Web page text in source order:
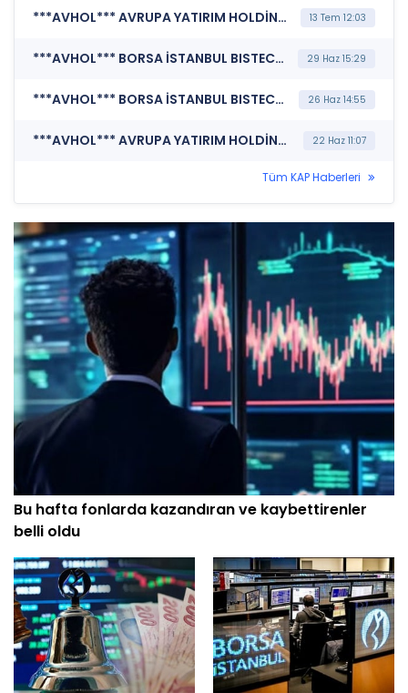
***AVHOL*** AVRUPA YATIRIM HOLDİNG A.Ş. (Şirket Genel Bilgi Formu) 13 Tem 12:03
***AVHOL*** BORSA İSTANBUL BISTECH DEVRE KESİCİ UYGULAMASI (Pay Bazında Devre Kesici Bildirimi) 29 Haz 15:29
***AVHOL*** BORSA İSTANBUL BISTECH DEVRE KESİCİ UYGULAMASI (Pay Bazında Devre Kesici Bildirimi) 26 Haz 14:55
***AVHOL*** AVRUPA YATIRIM HOLDİNG A.Ş. (Bağımsız Denetim Kuruluşunun Belirlenmesi) 22 Haz 11:07
Tüm KAP Haberleri
Bu hafta fonlarda kazandıran ve kaybettirenler
belli oldu